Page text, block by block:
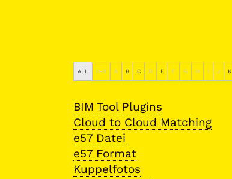
ALL 0-9 A B C D E F G H I J K
BIM Tool Plugins
Cloud to Cloud Matching
e57 Datei
e57 Format
Kuppelfotos